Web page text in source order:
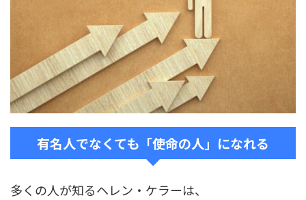
有名人でなくても「使命の人」になれる
多くの人が知るヘレン・ケラーは、